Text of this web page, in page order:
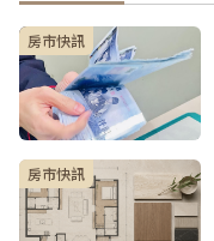
房市快訊
房市快訊